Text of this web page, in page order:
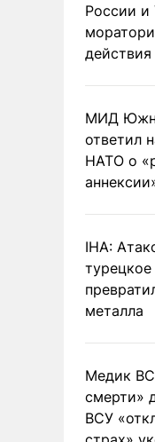
России и
действия
МИД
ответил
НАТО о
IHA:
турецкое
металла
Медик
смерти»
ВСУ